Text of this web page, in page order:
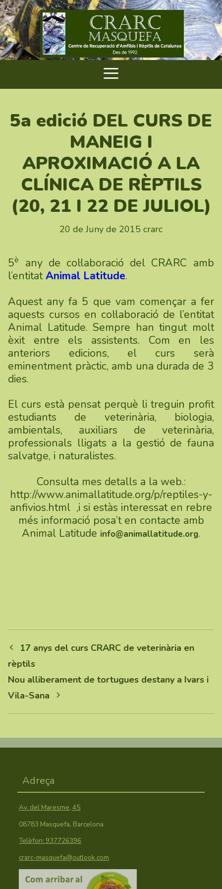
5a edició DEL CURS DE
MANEIG I
APROXIMACIÓ A LA
CLÍNICA DE RÈPTILS
(20, 21 I 22 DE JULIOL)
20 de Juny de 2015 crarc
5è
any de col·laboració del CRARC amb
l’entitatAnimal Latitude.
Aquest any fa 5 que vam començar a fer
aquests cursos en col·laboració de l’entitat
Animal Latitude. Sempre han tingut molt
èxit entre els assistents. Com en les
anteriors edicions, el curs serà
eminentment pràctic, amb una durada de 3
dies.
El curs està pensat perquè li treguin profit
estudiants de veterinària, biologia,
ambientals, auxiliars de veterinària,
professionals lligats a la gestió de fauna
salvatge, i naturalistes.
Consulta mes detalls a la web.:
http://www.animallatitude.org/p/reptiles-y-
anfivios.html ,i si estàs interessat en rebre
més informació posa’t en contacte amb
Animal Latitude info@animallatitude.org.
17 anys del curs CRARC de veterinària en
rèptils
Nou alliberament de tortugues destany a Ivars i
Vila-Sana
Adreça
Av. del Maresme, 45
08783 Masquefa, Barcelona
Telèfon: 937726396
crarc-masquefa@outlook.com